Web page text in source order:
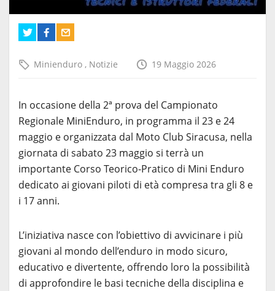
Minienduro , Notizie 19 Maggio 2026
In occasione della 2ª prova del Campionato
Regionale MiniEnduro, in programma il 23 e 24
maggio e organizzata dal Moto Club Siracusa, nella
giornata di sabato 23 maggio si terrà un
importante Corso Teorico-Pratico di Mini Enduro
dedicato ai giovani piloti di età compresa tra gli 8 e
i 17 anni.
L’iniziativa nasce con l’obiettivo di avvicinare i più
giovani al mondo dell’enduro in modo sicuro,
educativo e divertente, offrendo loro la possibilità
di approfondire le basi tecniche della disciplina e